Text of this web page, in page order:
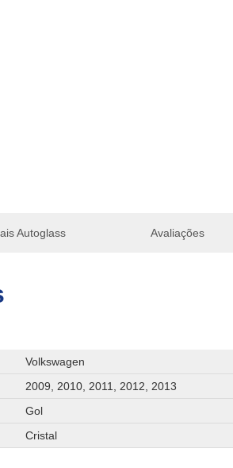
Autoglass Avaliações
Volkswagen
2009, 2010, 2011, 2012, 2013
Gol
Cristal